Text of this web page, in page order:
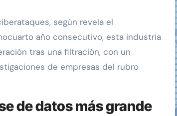
según revela el
año consecutivo, esta industria
tras una filtración, con un
de empresas del rubro
de datos más grande